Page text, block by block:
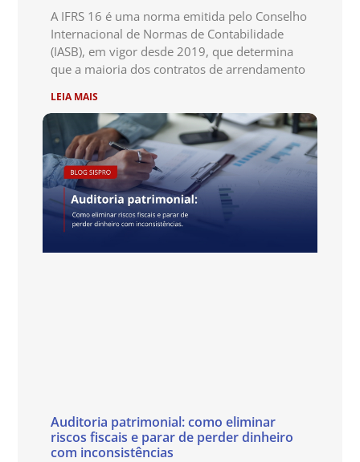
A IFRS 16 é uma norma emitida pelo Conselho
Internacional de Normas de Contabilidade
(IASB), em vigor desde 2019, que determina
que a maioria dos contratos de arrendamento
LEIA MAIS
Auditoria patrimonial: como eliminar
riscos fiscais e parar de perder dinheiro
com inconsistências